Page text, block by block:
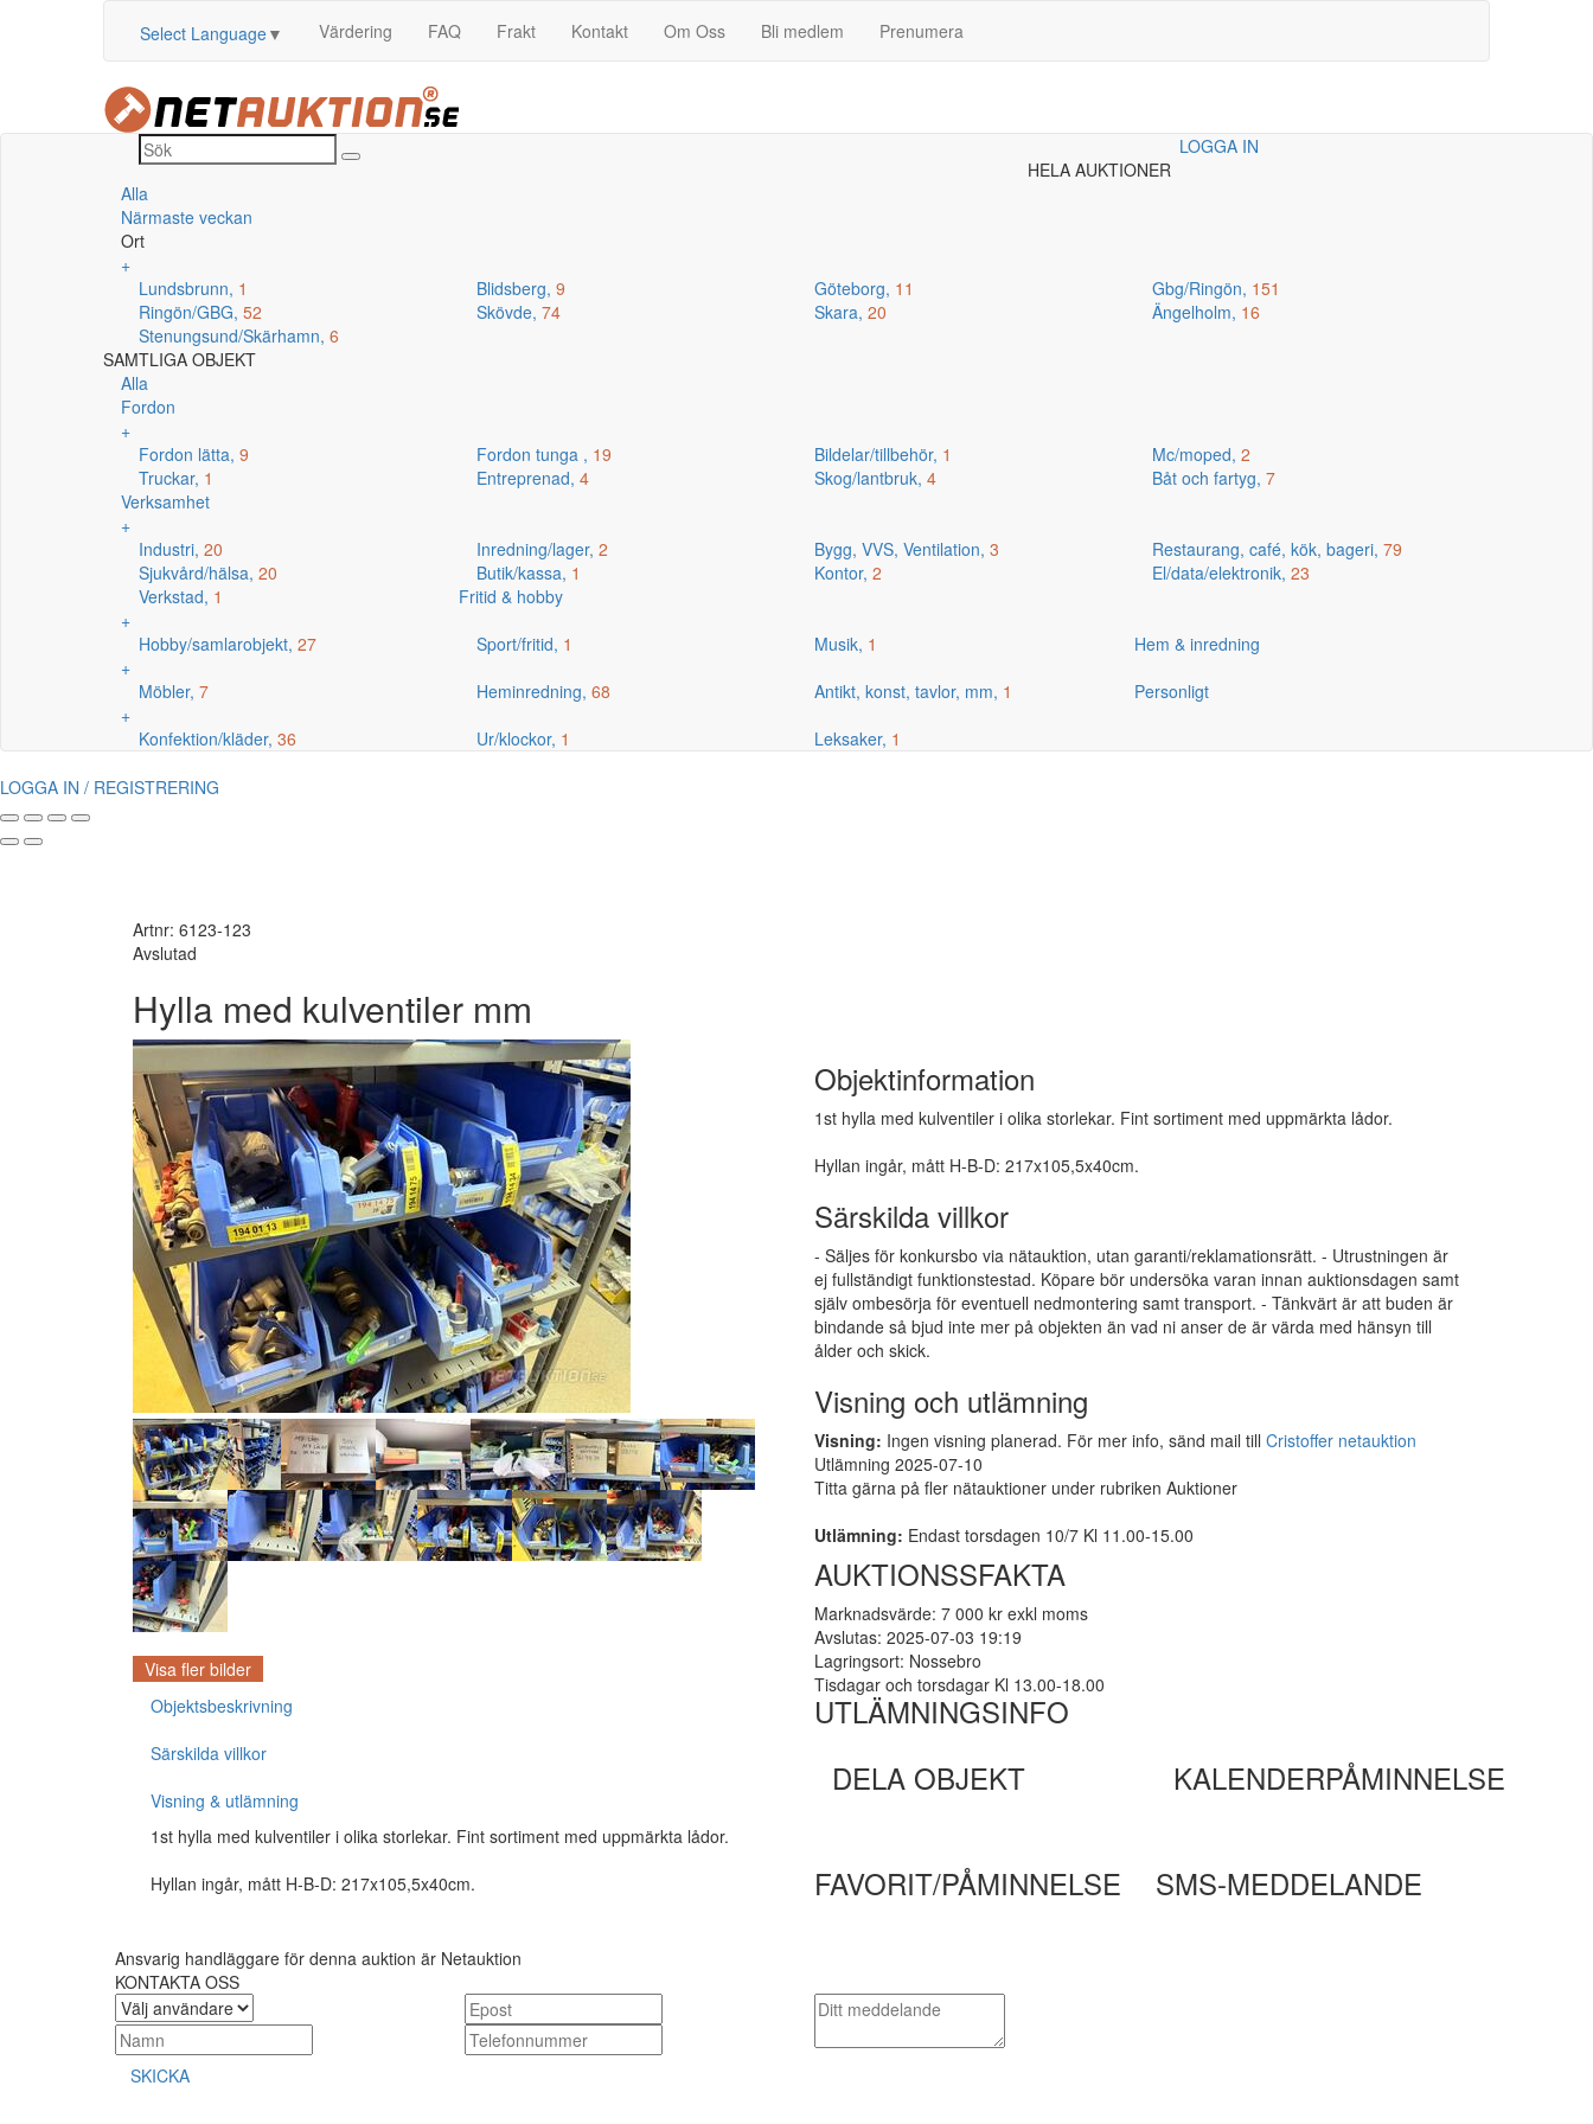
Select Language▼ Värdering FAQ Frakt Kontakt Om Oss Bli medlem Prenumera
LOGGA IN
HELA AUKTIONER
Alla
Närmaste veckan
Ort
+
Lundsbrunn, 1 Blidsberg, 9 Göteborg, 11 Gbg/Ringön, 151
Ringön/GBG, 52 Skövde, 74 Skara, 20 Ängelholm, 16
Stenungsund/Skärhamn, 6
SAMTLIGA OBJEKT
Alla
Fordon
+
Fordon lätta, 9 Fordon tunga , 19 Bildelar/tillbehör, 1 Mc/moped, 2
Truckar, 1 Entreprenad, 4 Skog/lantbruk, 4 Båt och fartyg, 7
Verksamhet
+
Industri, 20 Inredning/lager, 2 Bygg, VVS, Ventilation, 3 Restaurang, café, kök, bageri, 79
Sjukvård/hälsa, 20 Butik/kassa, 1 Kontor, 2 El/data/elektronik, 23
Verkstad, 1
Fritid & hobby
+
Hobby/samlarobjekt, 27 Sport/fritid, 1 Musik, 1
Hem & inredning
+
Möbler, 7 Heminredning, 68 Antikt, konst, tavlor, mm, 1
Personligt
+
Konfektion/kläder, 36 Ur/klockor, 1 Leksaker, 1
LOGGA IN / REGISTRERING
Artnr: 6123-123
Avslutad
Hylla med kulventiler mm
Visa fler bilder
Objektsbeskrivning
Särskilda villkor
Visning & utlämning
1st hylla med kulventiler i olika storlekar. Fint sortiment med uppmärkta lådor.
Hyllan ingår, mått H-B-D: 217x105,5x40cm.
Objektinformation
1st hylla med kulventiler i olika storlekar. Fint sortiment med uppmärkta lådor.
Hyllan ingår, mått H-B-D: 217x105,5x40cm.
Särskilda villkor
- Säljes för konkursbo via nätauktion, utan garanti/reklamationsrätt. - Utrustningen är
ej fullständigt funktionstestad. Köpare bör undersöka varan innan auktionsdagen samt
själv ombesörja för eventuell nedmontering samt transport. - Tänkvärt är att buden är
bindande så bjud inte mer på objekten än vad ni anser de är värda med hänsyn till
ålder och skick.
Visning och utlämning
Visning: Ingen visning planerad. För mer info, sänd mail till Cristoffer netauktion
Utlämning 2025-07-10
Titta gärna på fler nätauktioner under rubriken Auktioner
Utlämning: Endast torsdagen 10/7 Kl 11.00-15.00
AUKTIONSSFAKTA
Marknadsvärde: 7 000 kr exkl moms
Avslutas: 2025-07-03 19:19
Lagringsort: Nossebro
Tisdagar och torsdagar Kl 13.00-18.00
UTLÄMNINGSINFO
DELA OBJEKT
KALENDERPÅMINNELSE
FAVORIT/PÅMINNELSE SMS-MEDDELANDE
Ansvarig handläggare för denna auktion är Netauktion
KONTAKTA OSS
SKICKA